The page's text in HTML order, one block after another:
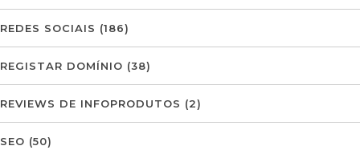
REDES SOCIAIS (186)
REGISTAR DOMÍNIO (38)
REVIEWS DE INFOPRODUTOS (2)
SEO (50)